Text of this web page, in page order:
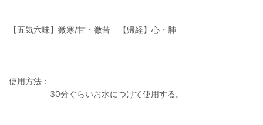
【五気六味】微寒/甘・微苦 【帰経】心・肺
使用方法：
30分ぐらいお水につけて使用する。